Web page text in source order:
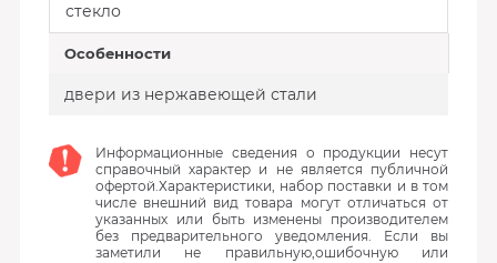
стекло
Особенности
двери из нержавеющей стали
Информационные сведения о продукции несут
справочный характер и не является публичной
офертой.Характеристики, набор поставки и в том
числе внешний вид товара могут отличаться от
указанных или быть изменены производителем
без предварительного уведомления. Если вы
заметили не правильную,ошибочную или